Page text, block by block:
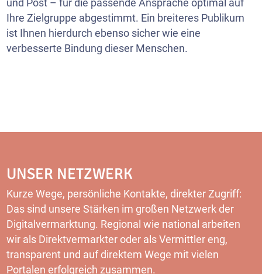
und Post – für die passende Ansprache optimal auf
Ihre Zielgruppe abgestimmt. Ein breiteres Publikum
ist Ihnen hierdurch ebenso sicher wie eine
verbesserte Bindung dieser Menschen.
UNSER NETZWERK
Kurze Wege, persönliche Kontakte, direkter Zugriff:
Das sind unsere Stärken im großen Netzwerk der
Digitalvermarktung. Regional wie national arbeiten
wir als Direktvermarkter oder als Vermittler eng,
transparent und auf direktem Wege mit vielen
Portalen erfolgreich zusammen.